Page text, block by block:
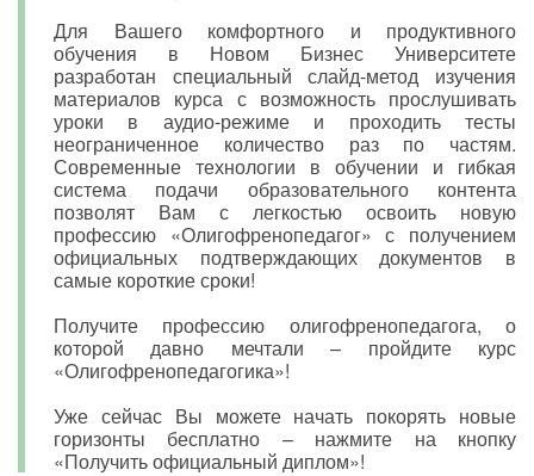
Для Вашего комфортного и продуктивного
обучения в Новом Бизнес Университете
разработан специальный слайд-метод изучения
материалов курса с возможность прослушивать
уроки в аудио-режиме и проходить тесты
неограниченное количество раз по частям.
Современные технологии в обучении и гибкая
система подачи образовательного контента
позволят Вам с легкостью освоить новую
профессию «Олигофренопедагог» с получением
официальных подтверждающих документов в
самые короткие сроки!
Получите профессию олигофренопедагога, о
которой давно мечтали – пройдите курс
«Олигофренопедагогика»!
Уже сейчас Вы можете начать покорять новые
горизонты бесплатно – нажмите на кнопку
«Получить официальный диплом»!